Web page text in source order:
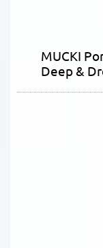
MUCKI
Deep &